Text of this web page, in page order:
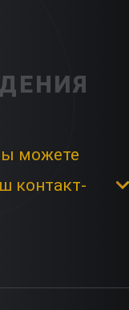
можете
контакт-